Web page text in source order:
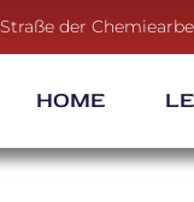
Straße der
HOME